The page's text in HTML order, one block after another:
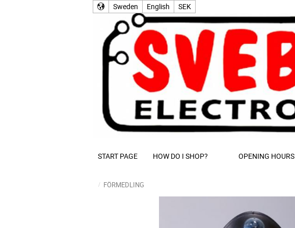
Sweden English SEK
START PAGE HOW DO I SHOP? OPENING HOURS
FÖRMEDLING